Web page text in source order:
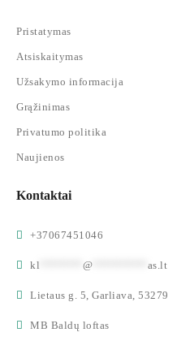
Pristatymas
Atsiskaitymas
Užsakymo informacija
Grąžinimas
Privatumo politika
Naujienos
Kontaktai
+37067451046
kl @ as.lt
Lietaus g. 5, Garliava, 53279
MB Baldų loftas